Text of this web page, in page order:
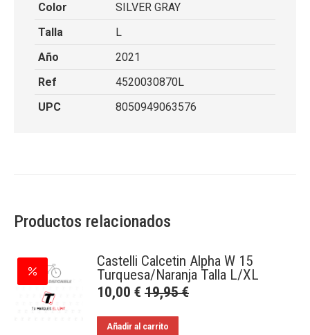
Color
SILVER GRAY
Talla
L
Año
2021
Ref
4520030870L
UPC
8050949063576
Productos relacionados
Castelli Calcetin Alpha W 15
Turquesa/Naranja Talla L/XL
10,00 € 19,95€
Añadir al carrito